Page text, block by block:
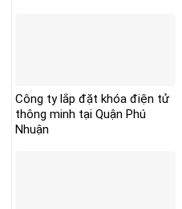
Công ty lắp đặt khóa điện tử
thông minh tại Quận Phú
Nhuận